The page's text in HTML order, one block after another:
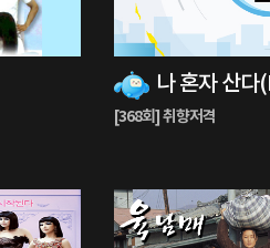
나 혼자 산
[368회] 취향저격
13%
재
생